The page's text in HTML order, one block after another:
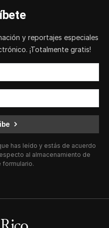
y reportajes especiales
¡Totalmente gratis!
has leído y estás de acuerdo
al almacenamiento de
formulario.